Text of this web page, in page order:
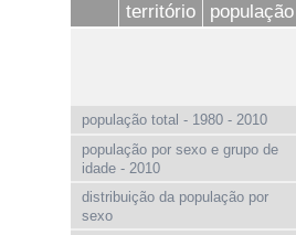
território população
população total - 1980 - 2010
população por sexo e grupo de
idade - 2010
distribuição da população por
sexo